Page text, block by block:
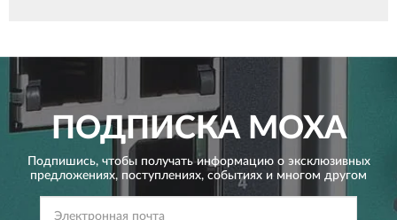
ПОДПИСКАMOXA
Подпишись, чтобы получать информацию о эксклюзивных
предложениях, поступлениях, событиях и многом другом